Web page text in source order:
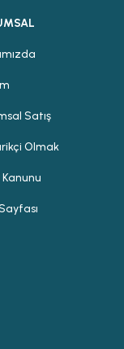
Satış
Olmak
Kanunu